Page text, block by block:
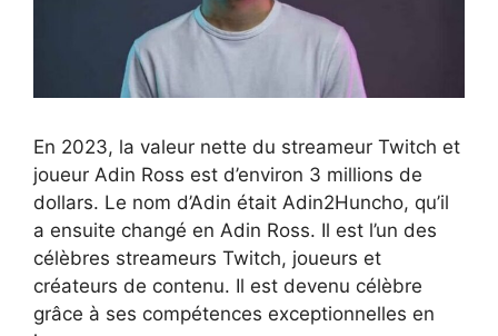
En 2023, la valeur nette du streameur Twitch et
joueur Adin Ross est d’environ 3 millions de
dollars. Le nom d’Adin était Adin2Huncho, qu’il
a ensuite changé en Adin Ross. Il est l’un des
célèbres streameurs Twitch, joueurs et
créateurs de contenu. Il est devenu célèbre
grâce à ses compétences exceptionnelles en